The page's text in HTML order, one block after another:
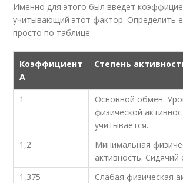
Именно для этого был введет
учитывающий этот фактор. Определить
просто по таблице:
Коэффициент
A
Степень
1
Основной обмен.
физической
учитывается.
1,2
Минимальная
активность. Сидячий
1,375
Слабая физическая